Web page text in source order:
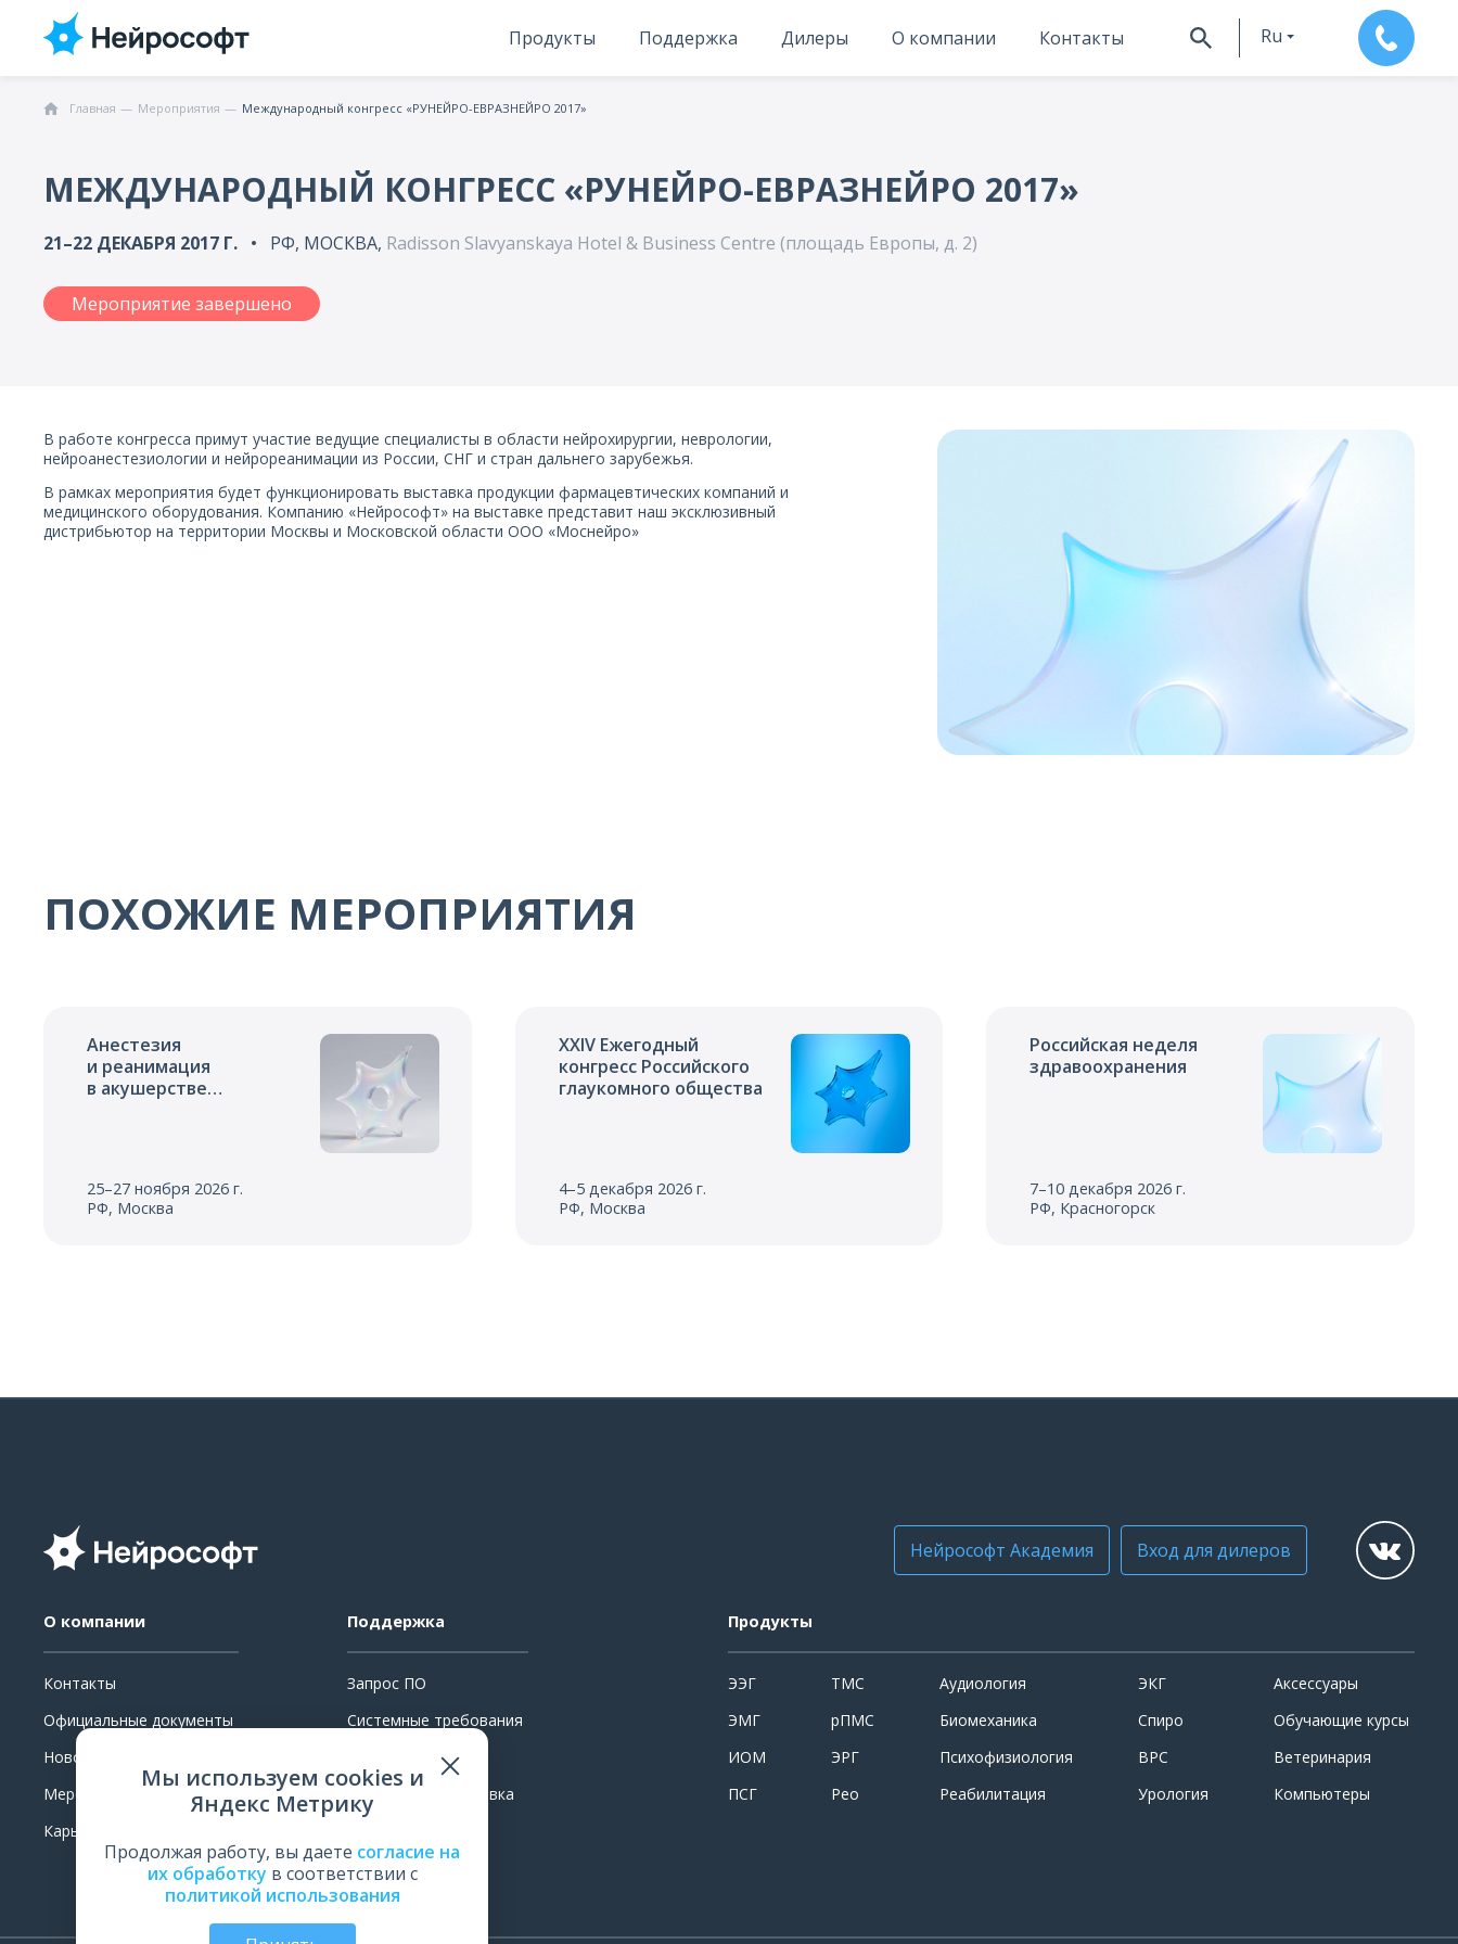
Продукты Поддержка Дилеры О компании Контакты Ru
Главная Мероприятия Международный конгресс «РУНЕЙРО-ЕВРАЗНЕЙРО 2017»
МЕЖДУНАРОДНЫЙ КОНГРЕСС «РУНЕЙРО-ЕВРАЗНЕЙРО 2017»
21–22 ДЕКАБРЯ 2017 Г. РФ, МОСКВА, Radisson Slavyanskaya Hotel & Business Centre (площадь Европы, д. 2)
Мероприятие завершено
В работе конгресса примут участие ведущие специалисты в области нейрохирургии, неврологии,
нейроанестезиологии и нейрореанимации из России, СНГ и стран дальнего зарубежья.
В рамках мероприятия будет функционировать выставка продукции фармацевтических компаний и
медицинского оборудования. Компанию «Нейрософт» на выставке представит наш эксклюзивный
дистрибьютор на территории Москвы и Московской области ООО «Моснейро»
ПОХОЖИЕ МЕРОПРИЯТИЯ
Анестезия
и реанимация
в акушерстве
25–27 ноября 2026 г.
РФ, Москва
XXIV Ежегодный
конгресс Российского
глаукомного общества
4–5 декабря 2026 г.
РФ, Москва
Российская неделя
здравоохранения
7–10 декабря 2026 г.
РФ, Красногорск
Нейрософт Академия Вход для дилеров
О компании
Контакты
Официальные документы
Новости
Мероприятия
Карьера
Поддержка
Запрос ПО
Системные требования
Поверка и калибровка
Оценить работу
Продукты
ЭЭГ
ЭМГ
ИОМ
ПСГ
ТМС
рПМС
ЭРГ
Рео
Аудиология
Биомеханика
Психофизиология
Реабилитация
ЭКГ
Спиро
ВРС
Урология
Аксессуары
Обучающие курсы
Ветеринария
Компьютеры
Мы используем cookies и
Яндекс Метрику
Продолжая работу, вы даете согласие на
их обработку в соответствии с
политикой использования